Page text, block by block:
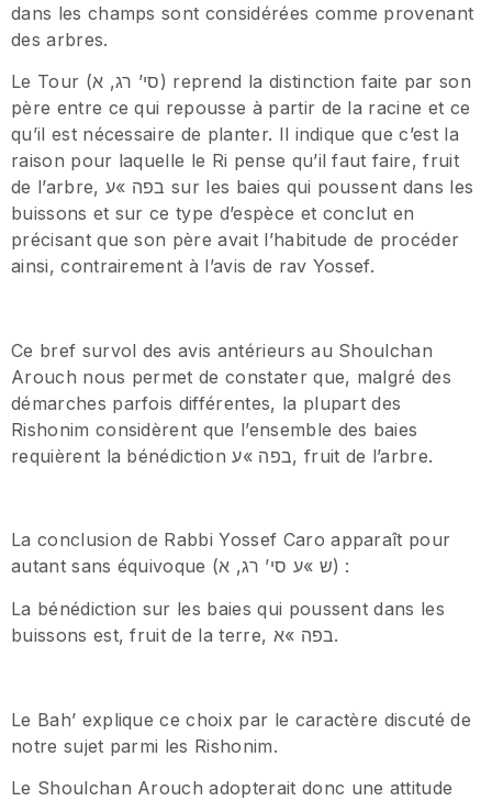
dans les champs sont considérées comme provenant
des arbres.
Le Tour (סי’ רג, א) reprend la distinction faite par son
père entre ce qui repousse à partir de la racine et ce
qu’il est nécessaire de planter. Il indique que c’est la
raison pour laquelle le Ri pense qu’il faut faire, fruit
de l’arbre, בפה »ע sur les baies qui poussent dans les
buissons et sur ce type d’espèce et conclut en
précisant que son père avait l’habitude de procéder
ainsi, contrairement à l’avis de rav Yossef.
Ce bref survol des avis antérieurs au Shoulchan
Arouch nous permet de constater que, malgré des
démarches parfois différentes, la plupart des
Rishonim considèrent que l’ensemble des baies
requièrent la bénédiction בפה »ע, fruit de l’arbre.
La conclusion de Rabbi Yossef Caro apparaît pour
autant sans équivoque (ש »ע סי’ רג, א) :
La bénédiction sur les baies qui poussent dans les
buissons est, fruit de la terre, בפה »א.
Le Bah’ explique ce choix par le caractère discuté de
notre sujet parmi les Rishonim.
Le Shoulchan Arouch adopterait donc une attitude